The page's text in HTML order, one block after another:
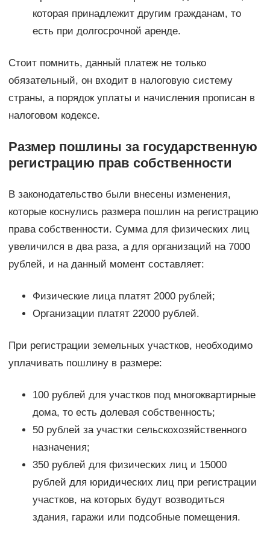
которая принадлежит другим гражданам, то
есть при долгосрочной аренде.
Стоит помнить, данный платеж не только
обязательный, он входит в налоговую систему
страны, а порядок уплаты и начисления прописан в
налоговом кодексе.
Размер пошлины за государственную
регистрацию прав собственности
В законодательство были внесены изменения,
которые коснулись размера пошлин на регистрацию
права собственности. Сумма для физических лиц
увеличился в два раза, а для организаций на 7000
рублей, и на данный момент составляет:
Физические лица платят 2000 рублей;
Организации платят 22000 рублей.
При регистрации земельных участков, необходимо
уплачивать пошлину в размере:
100 рублей для участков под многоквартирные
дома, то есть долевая собственность;
50 рублей за участки сельскохозяйственного
назначения;
350 рублей для физических лиц и 15000
рублей для юридических лиц при регистрации
участков, на которых будут возводиться
здания, гаражи или подсобные помещения.